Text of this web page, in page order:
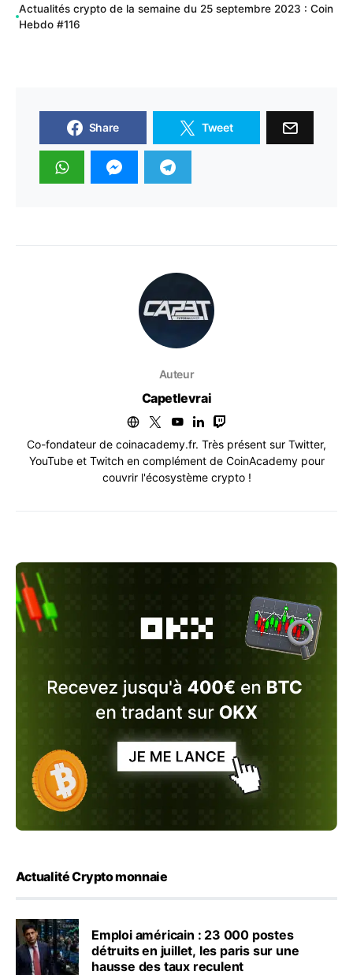
Actualités crypto de la semaine du 25 septembre 2023 : Coin
Hebdo #116
Share Tweet
Auteur
Capetlevrai
Co-fondateur de coinacademy.fr. Très présent sur Twitter,
YouTube et Twitch en complément de CoinAcademy pour
couvrir l'écosystème crypto !
Actualité Crypto monnaie
Emploi américain : 23 000 postes
détruits en juillet, les paris sur une
hausse des taux reculent